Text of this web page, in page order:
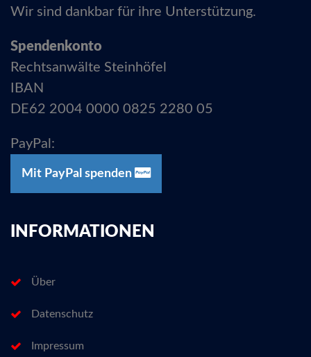
Wir sind dankbar für ihre Unterstützung.
Spendenkonto
Rechtsanwälte Steinhöfel
IBAN
DE62 2004 0000 0825 2280 05
PayPal:
Mit PayPal spenden
INFORMATIONEN
Über
Datenschutz
Impressum